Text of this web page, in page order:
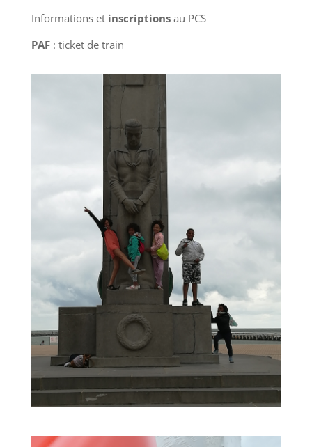
Informations etinscriptionsau PCS
PAF: ticket de train